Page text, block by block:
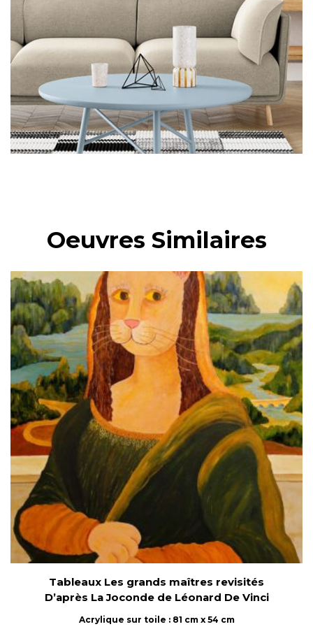
Oeuvres Similaires
Tableaux Les grands maîtres revisités
D’après La Joconde de Léonard De Vinci
Acrylique sur toile : 81 cm x 54 cm